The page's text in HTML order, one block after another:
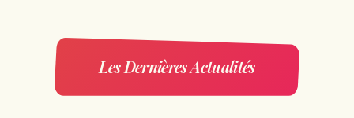
Les Dernières Actualités